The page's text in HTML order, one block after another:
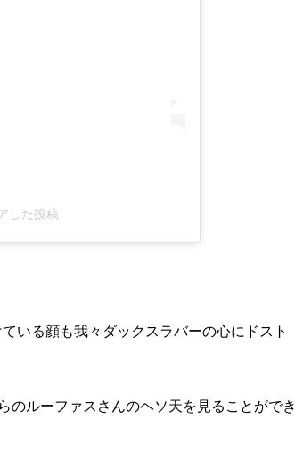
した投稿
いる顔も我々ダックスラバーの心にドスト
のルーファスさんのヘソ天を見ることができ